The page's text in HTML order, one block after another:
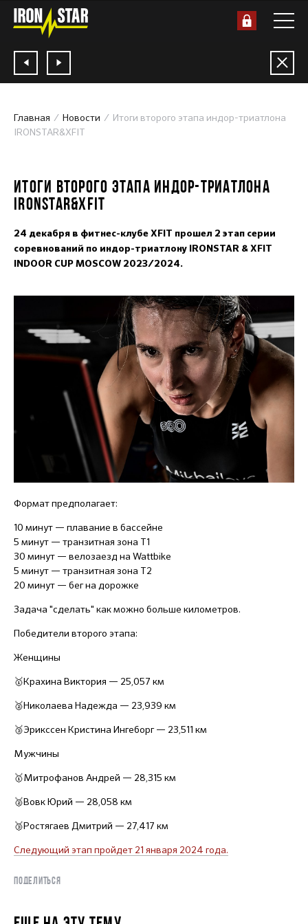
Главная Новости
Итоги второго этапа индор-триатлона
IRONSTAR&XFIT
ИТОГИ ВТОРОГО ЭТАПА ИНДОР-ТРИАТЛОНА
IRONSTAR&XFIT
24 декабря в фитнес-клубе XFIT прошел 2 этап серии
соревнований по индор-триатлону IRONSTAR & XFIT
INDOOR CUP MOSCOW 2023/2024.
Формат предполагает:
10 минут — плавание в бассейне
5 минут — транзитная зона Т1
30 минут — велозаезд на Wattbike
5 минут — транзитная зона Т2
20 минут — бег на дорожке
Задача "сделать" как можно больше километров.
Победители второго этапа:
Женщины
🥇Крахина Виктория — 25,057 км
🥈Николаева Надежда — 23,939 км
🥉Эрикссен Кристина Ингеборг — 23,511 км
Мужчины
🥇Митрофанов Андрей — 28,315 км
🥈Вовк Юрий — 28,058 км
🥉Ростягаев Дмитрий — 27,417 км
Следующий этап пройдет 21 января 2024 года.
ПОДЕЛИТЬСЯ